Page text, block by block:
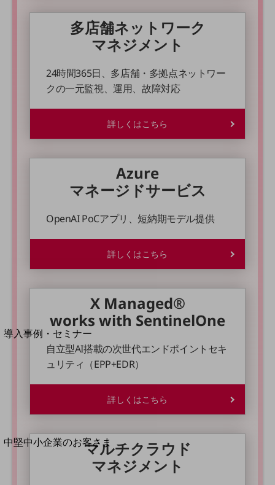
ドコモBiz データ無制限 ドコモ MAX ドコモ mini ドコモBiz かけ放題
5Gデータプラス
モバイルサービス
運用保守・故障紛失サポート
回線・ネットワーク
別ウィンドウで開きます
サービスをご利用中のお客さま
導入事例・セミナー
導入事例TOP
最新の導入事例や注目の導入事例をご紹介します
セミナー
開催・出展する各種セミナー、イベント情報をご紹介します
別ウィンドウで開きます
中堅中小企業のお客さま
NTTドコモビジネスウォッチ
ビジネスお役立ち情報
多店舗ネットワーク
マネジメント
24時間365日、多店舗・多拠点ネットワー
クの一元監視、運用、故障対応
詳しくはこちら
Azure
マネージドサービス
OpenAI PoCアプリ、短納期モデル提供
詳しくはこちら
X Managed®
works with SentinelOne
自立型AI搭載の次世代エンドポイントセキ
ュリティ（EPP+EDR）
詳しくはこちら
マルチクラウド
マネジメント